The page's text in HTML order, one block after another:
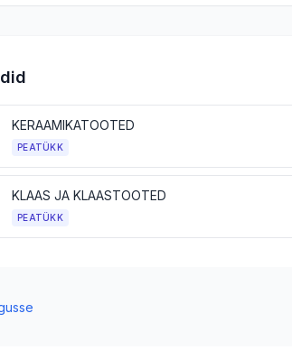
KERAAMIKATOOTED
PEATÜKK
KLAAS JA KLAASTOOTED
PEATÜKK